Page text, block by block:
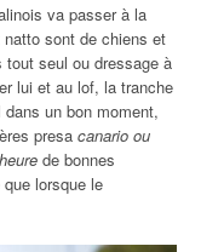
va passer à la
sont de chiens et
seul ou dressage à
lui et au lof, la tranche
un bon moment,
presa canario ou
de bonnes
lorsque le